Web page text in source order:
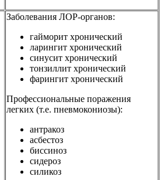
Заболевания ЛОР-органов:
гайморит хронический
ларингит хронический
синусит хронический
тонзиллит хронический
фарингит хронический
Профессиональные поражения
легких (т.е. пневмокониозы):
антракоз
асбестоз
биссиноз
сидероз
силикоз